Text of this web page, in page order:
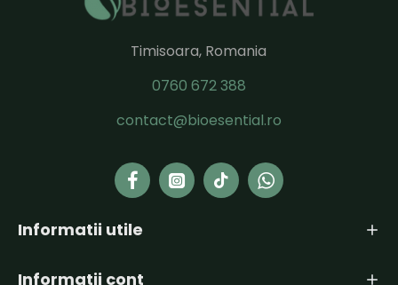
Timisoara, Romania
0760 672 388
contact@bioesential.ro
Informatii utile
Informatii cont